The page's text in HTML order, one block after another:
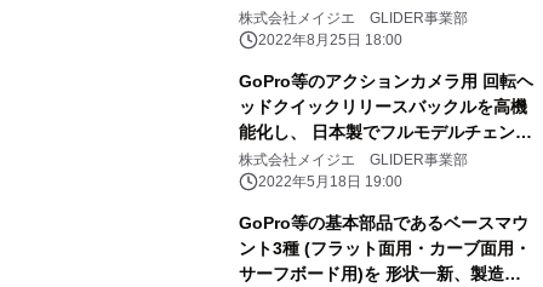
アダプター・日本製」を8/23に発売
株式会社メイジエ GLIDER事業部
2022年8月25日 18:00
GoPro等のアクションカメラ用 回転ヘ
ッドクイックリリースバックルを高機
能化し、 日本製でフルモデルチェンジ
～ 複数方向に固定するノッチ式から自
由雲台式に改良し、 撮影準備にかかる
株式会社メイジエ GLIDER事業部
2022年5月18日 19:00
GoPro等の基本部品であるベースマウ
ント3種 (フラット面用・カーブ面用・
サーフボード用)を 形状一新、製造工